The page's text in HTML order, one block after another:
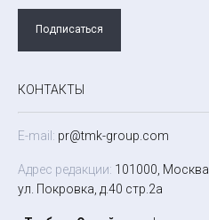
Подписаться
КОНТАКТЫ
E-mail: pr@tmk-group.com
Адрес редакции: 101000, Москва,
ул. Покровка, д.40 стр.2а